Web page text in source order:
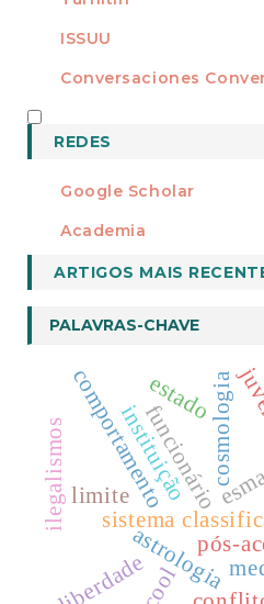
ISSUU
Conversaciones
REDES
Google Scholar
Academia
ARTIGOS MAIS
PALAVRAS-CHAVE
astrologia
sistema
cosmologia
comportamentofuncionário
instituição
pós-
limite
liberdade
ilegalismos
estado